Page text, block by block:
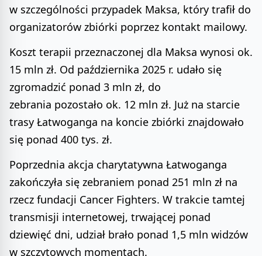
w szczególności przypadek Maksa, który trafił do
organizatorów zbiórki poprzez kontakt mailowy.
Koszt terapii przeznaczonej dla Maksa wynosi ok.
15 mln zł. Od października 2025 r. udało się
zgromadzić ponad 3 mln zł, do
zebrania pozostało ok. 12 mln zł. Już na starcie
trasy Łatwoganga na koncie zbiórki znajdowało
się ponad 400 tys. zł.
Poprzednia akcja charytatywna Łatwoganga
zakończyła się zebraniem ponad 251 mln zł na
rzecz fundacji Cancer Fighters. W trakcie tamtej
transmisji internetowej, trwającej ponad
dziewięć dni, udział brało ponad 1,5 mln widzów
w szczytowych momentach.